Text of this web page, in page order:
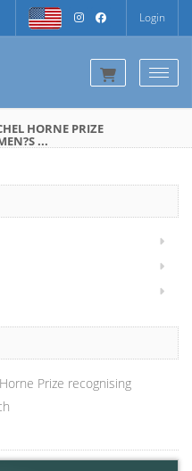
Login
HORNE PRIZE
...
Prize recognising